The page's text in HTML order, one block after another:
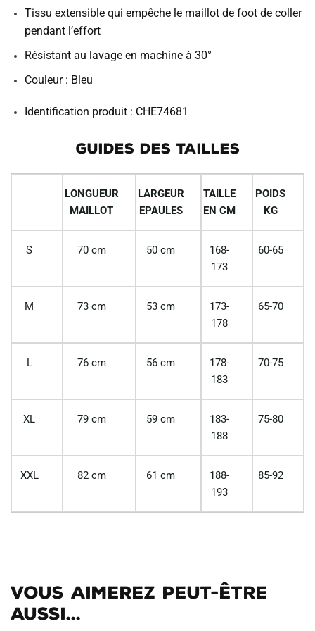
Tissu extensible qui empêche le maillot de foot de coller
pendant l’effort
Résistant au lavage en machine à 30°
Couleur : Bleu
Identification produit : CHE74681
GUIDES DES TAILLES
LONGUEUR
MAILLOT
LARGEUR
EPAULES
TAILLE
EN CM
POIDS
KG
S 70 cm 50 cm
168-
173
60-65
M 73 cm 53 cm
173-
178
65-70
L 76 cm 56 cm
178-
183
70-75
XL 79 cm 59 cm
183-
188
75-80
XXL 82 cm 61 cm
188-
193
85-92
Vous aimerez peut-être
aussi...